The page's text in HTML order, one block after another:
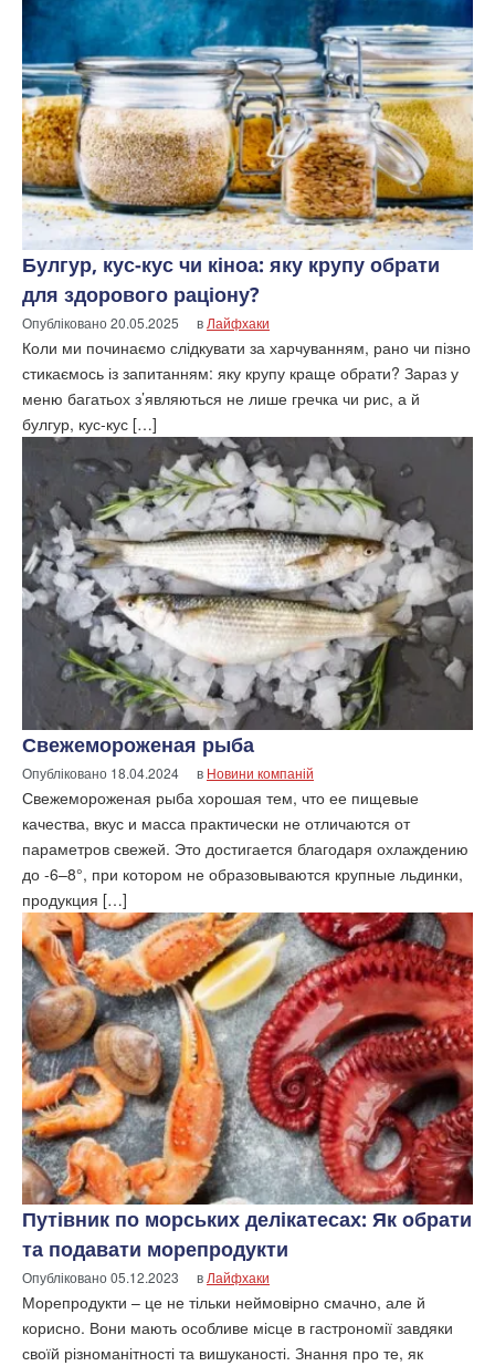
Булгур, кус-кус чи кіноа: яку крупу обрати
для здорового раціону?
Опубліковано20.05.2025 в Лайфхаки
Коли ми починаємо слідкувати за харчуванням, рано чи пізно
стикаємось із запитанням: яку крупу краще обрати? Зараз у
меню багатьох з’являються не лише гречка чи рис, а й
булгур, кус-кус […]
Свежемороженая рыба
Опубліковано 18.04.2024 в Новини компаній
Свежемороженая рыба хорошая тем, что ее пищевые
качества, вкус и масса практически не отличаются от
параметров свежей. Это достигается благодаря охлаждению
до -6–8°, при котором не образовываются крупные льдинки,
продукция […]
Путівник по морських делікатесах: Як обрати
та подавати морепродукти
Опубліковано05.12.2023 в Лайфхаки
Морепродукти – це не тільки неймовірно смачно, але й
корисно. Вони мають особливе місце в гастрономії завдяки
своїй різноманітності та вишуканості. Знання про те, як